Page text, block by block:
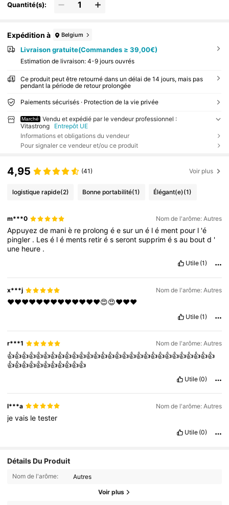
Quantité(s):
Expédition à Belgium
Livraison gratuite(Commandes ≥ 39,00€)
Estimation de livraison: 4-9 jours ouvrés
Ce produit peut être retourné dans un délai de 14 jours, mais pas
pendant la période de retour prolongée
Paiements sécurisés · Protection de la vie privée
Marché
Vendu et expédié par le vendeur professionnel :
Vitastrong
Entrepôt UE
Informations et obligations du vendeur
Pour signaler ce vendeur et/ou ce produit
4,95 (41) Voir plus
logistique rapide(2) Bonne portabilité(1) Élégant(e)(1)
m***0 Nom de l'arôme: Autres
Appuyezde maniè re prolongéesur uné lé ment pour l 'é
pingler . Lesé lé ments retirésserontsupprimésau boutd '
une heure .
Utile (1)
x***j Nom de l'arôme: Autres
❤️❤️❤️❤️❤️❤️❤️❤️❤️❤️❤️❤️❤️😍😍❤️❤️❤️
Utile (1)
r***1 Nom de l'arôme: Autres
👍👍👍👍👍👍👍👍👍👍👍👍👍👍👍👍👍👍👍👍👍👍👍👍👍👍👍👍👍
👍👍👍👍👍👍👍👍👍👍👍
Utile (0)
l***a Nom de l'arôme: Autres
jevais letester
Utile (0)
Détails Du Produit
Nom de l'arôme: Autres
Voir plus